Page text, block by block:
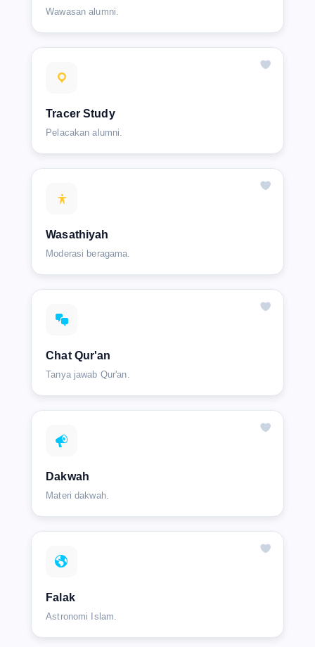
Wawasan alumni.
Tracer Study
Pelacakan alumni.
Wasathiyah
Moderasi beragama.
Chat Qur'an
Tanya jawab Qur'an.
Dakwah
Materi dakwah.
Falak
Astronomi Islam.